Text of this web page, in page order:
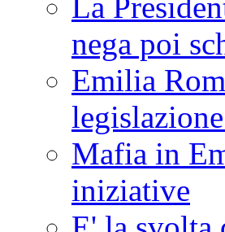
nega poi
Emilia
Mafia in
iniziative